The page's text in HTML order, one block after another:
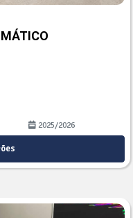
2025/2026